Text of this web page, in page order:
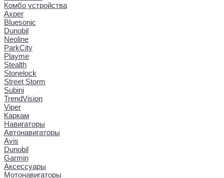
Комбо устройства
Axper
Bluesonic
Dunobil
Neoline
ParkCity
Playme
Stealth
Stonelock
Street Storm
Subini
TrendVision
Viper
Каркам
Навигаторы
Автонавигаторы
Avis
Dunobil
Garmin
Аксессуары
Мотонавигаторы